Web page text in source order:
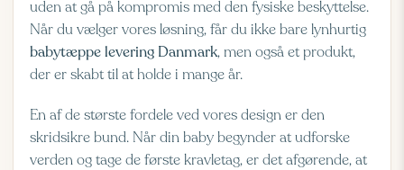
uden at gå på kompromis med den fysiske beskyttelse.
Når du vælger vores løsning, får du ikke bare lynhurtig
babytæppe levering Danmark, men også et produkt,
der er skabt til at holde i mange år.
En af de største fordele ved vores design er den
skridsikre bund. Når din baby begynder at udforske
verden og tage de første kravletag, er det afgørende, at